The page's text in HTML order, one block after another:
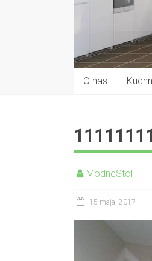
O nas
ModneStol
15 maja, 2017